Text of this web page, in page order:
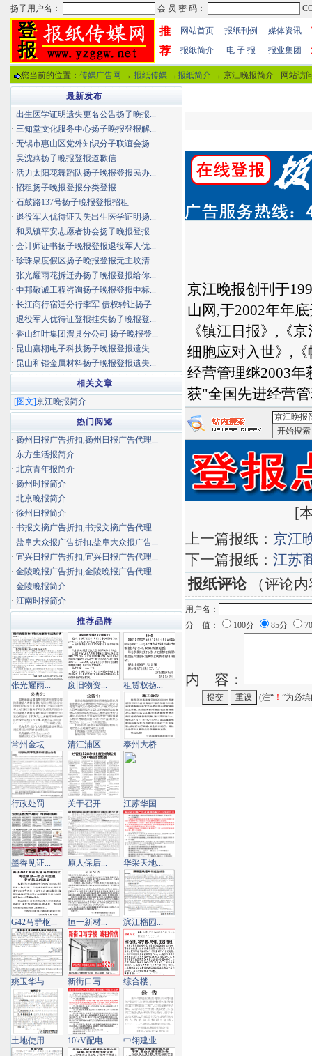
推
荐
网站首页 报纸刊例 媒体资讯
报纸简介 电 子 报 报业集团
您当前的位置： 传媒广告网 → 报纸传媒 →报纸简介 → 京江晚报简介 · 网站访
京江晚报创刊于
山网,于2002年年
《镇江日报》,《京
细胞应对入世》,
经营管理继2003
获"全国先进经营
[
上一篇报纸： 京江
下一篇报纸： 江苏
报纸评论（评论内
用户名：
分 值：
100分 85分
内 容：
(注“ ！ ”为必
最新发布
· 出生医学证明遗失更名公告扬子晚报...
· 三知堂文化服务中心扬子晚报登报解...
· 无锡市惠山区党外知识分子联谊会扬...
· 吴沈燕扬子晚报登报道歉信
· 活力太阳花舞蹈队扬子晚报登报民办...
· 招租扬子晚报登报分类登报
· 石鼓路137号扬子晚报登报招租
· 退役军人优待证丢失出生医学证明扬...
· 和凤镇平安志愿者协会扬子晚报登报...
· 会计师证书扬子晚报登报退役军人优...
· 珍珠泉度假区扬子晚报登报无主坟清...
· 张光耀雨花拆迁办扬子晚报登报给你...
· 中邦敬诚工程咨询扬子晚报登报中标...
· 长江商行宿迁分行李军 债权转让扬子...
· 退役军人优待证登报挂失扬子晚报登...
· 香山红叶集团澧县分公司 扬子晚报登...
· 昆山嘉栩电子科技扬子晚报登报遗失...
· 昆山和锟金属材料扬子晚报登报遗失...
相关文章
·[图文]京江晚报简介
热门阅览
· 扬州日报广告折扣,扬州日报广告代理...
· 东方生活报简介
· 北京青年报简介
· 扬州时报简介
· 北京晚报简介
· 徐州日报简介
· 书报文摘广告折扣,书报文摘广告代理...
· 盐阜大众报广告折扣,盐阜大众报广告...
· 宜兴日报广告折扣,宜兴日报广告代理...
· 金陵晚报广告折扣,金陵晚报广告代理...
· 金陵晚报简介
· 江南时报简介
推荐品牌
张光耀雨... 废旧物资... 租赁权扬...
常州金坛... 清江浦区... 泰州大桥...
行政处罚... 关于召开... 江苏华国...
墨香见证... 原人保后... 华采天地...
G42马群枢... 恒一新材... 滨江榴园...
姚玉华与... 新街口写... 综合楼、...
土地使用... 10kV配电... 中翎建业...